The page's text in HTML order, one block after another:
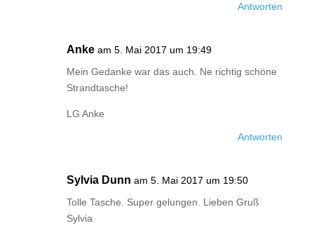
Antworten
Anke am 5. Mai 2017 um 19:49
Mein Gedanke war das auch. Ne richtig schöne
Strandtasche!
LG Anke
Antworten
Sylvia Dunn am 5. Mai 2017 um 19:50
Tolle Tasche. Super gelungen. Lieben Gruß
Sylvia